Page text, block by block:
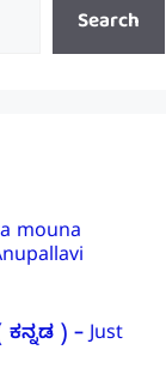
Search
mouna
) – Just